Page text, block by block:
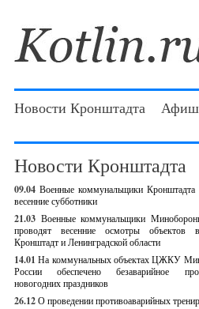
Новости Кронштадта
Новости Кронштадта
09.04 Военные коммунальщики Кронштадта
весенние субботники
21.03 Военные коммунальщики
проводят весенние осмотры объектов
Кронштадт и Ленинградской области
14.01 На коммунальных объектах ЦЖКУ
России обеспечено безаварийное
новогодних праздников
26.12О проведении противоаварийных